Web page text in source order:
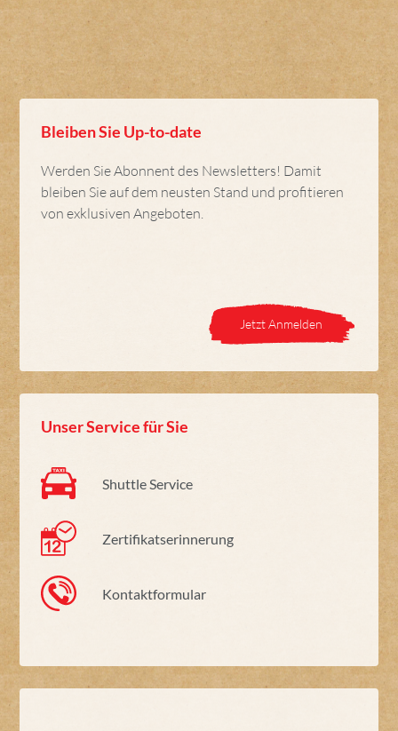
Bleiben Sie Up-to-date
Werden Sie Abonnent des Newsletters! Damit
bleiben Sie auf dem neusten Stand und profitieren
von exklusiven Angeboten.
Jetzt Anmelden
Unser Service für Sie
Shuttle Service
Zertifikatserinnerung
Kontaktformular